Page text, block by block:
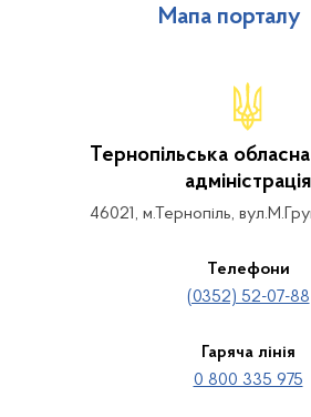
Мапа порталу
Тернопільська
адміністрація
46021, м.Тернопіль,
Телефони
(0352) 52-07-88
Гаряча лінія
0 800 335 975